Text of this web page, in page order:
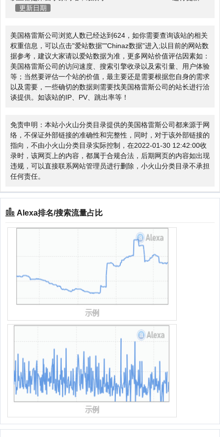
更新日期
美国格雷斯公司浏览人数已经达到624，如你需要查询该站的相关
权重信息，可以点击"爱站数据""Chinaz数据"进入;以目前的网站数
据参考，建议大家请以爱站数据为准，更多网站价值评估因素如：
美国格雷斯公司的访问速度、搜索引擎收录以及索引量、用户体验
等；当然要评估一个站的价值，最主要还是需要根据您自身的需求
以及需要，一些确切的数据则需要找美国格雷斯公司的站长进行洽
谈提供。如该站的IP、PV、跳出率等！
免责申明：本站小火山分类目录提供的美国格雷斯公司都来源于网
络，不保证外部链接的准确性和完整性，同时，对于该外部链接的
指向，不由小火山分类目录实际控制，在2022-01-30 12:42:00收
录时，该网页上的内容，都属于合规合法，后期网页的内容如出现
违规，可以直接联系网站管理员进行删除，小火山分类目录不承担
任何责任。
Alexa排名/搜索流量占比